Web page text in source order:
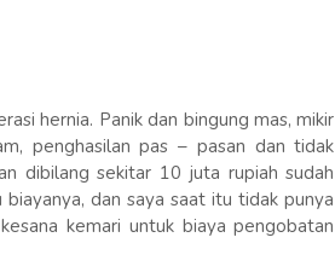
hernia. Panik dan bingung mas, mikir
penghasilan pas – pasan dan tidak
dibilang sekitar 10 juta rupiah sudah
dan saya saat itu tidak punya
kemari untuk biaya pengobatan